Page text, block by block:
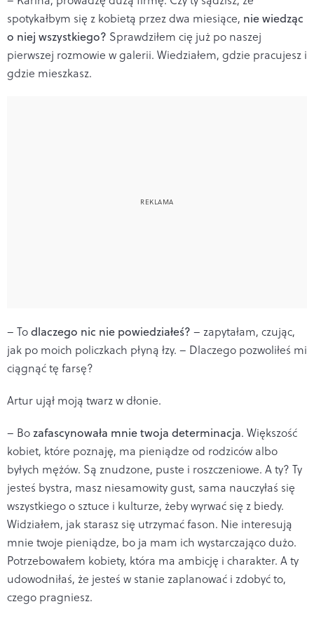
spotykałbym się z kobietą przez dwa miesiące, nie wiedząc
o niej wszystkiego? Sprawdziłem cię już po naszej
pierwszej rozmowie w galerii. Wiedziałem, gdzie pracujesz i
gdzie mieszkasz.
– Todlaczego nic nie powiedziałeś? – zapytałam, czując,
jak po moich policzkach płyną łzy. – Dlaczego pozwoliłeś mi
ciągnąć tę farsę?
Artur ujął moją twarz w dłonie.
– Bozafascynowała mnie twoja determinacja. Większość
kobiet, które poznaję, ma pieniądze od rodziców albo
byłych mężów. Są znudzone, puste i roszczeniowe. A ty? Ty
jesteś bystra, masz niesamowity gust, sama nauczyłaś się
wszystkiego o sztuce i kulturze, żeby wyrwać się z biedy.
Widziałem, jak starasz się utrzymać fason. Nie interesują
mnie twoje pieniądze, bo ja mam ich wystarczająco dużo.
Potrzebowałem kobiety, która ma ambicję i charakter. A ty
udowodniłaś, że jesteś w stanie zaplanować i zdobyć to,
czego pragniesz.